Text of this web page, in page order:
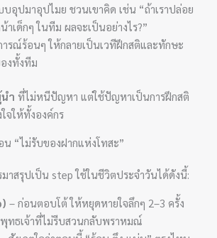
บอุปมาอุปไมย ชวนเขาคิด เช่น “ถ้าเราปล่อย
เด็กๆ ในทีม ผลจะเป็นอย่างไร?”
ารณ์ร้อนๆ ให้กลายเป็นเวทีฝึกสติและทักษะ
งทั้งทีม
ำ ที่ไม่หนีปัญหา แต่ใช้ปัญหาเป็นการฝึกสติ
จให้ทั้งองค์กร
“ไม่รับของฝากแห่งโทสะ”
าสรุปเป็น step ใช้ในชีวิตประจำวันได้ดังนี้:
– ก่อนตอบโต้ ให้หยุดหายใจลึกๆ 2–3 ครั้ง
ทธเจ้าที่ไม่รีบสวนกลับพราหมณ์